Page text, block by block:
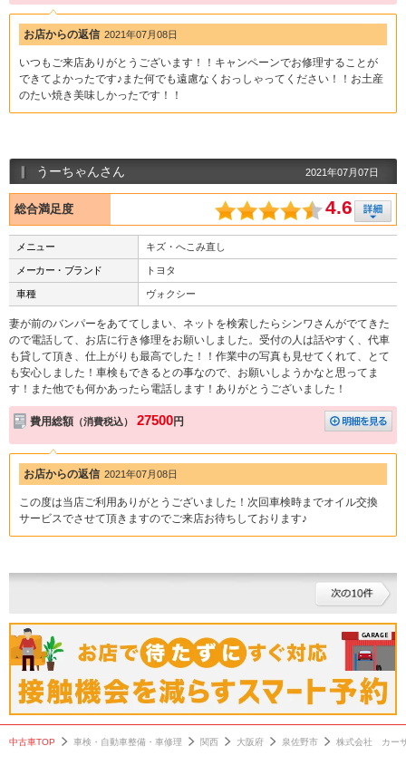
お店からの返信 2021年07月08日
いつもご来店ありがとうございます！！キャンペーンでお修理することが
できてよかったです♪また何でも遠慮なくおっしゃってください！！お土産
のたい焼き美味しかったです！！
うーちゃんさん 2021年07月07日
総合満足度 4.6
メニュー キズ・へこみ直し
メーカー・ブランド トヨタ
車種 ヴォクシー
妻が前のバンパーをあててしまい、ネットを検索したらシンワさんがでてきた
ので電話して、お店に行き修理をお願いしました。受付の人は話やすく、代車
も貸して頂き、仕上がりも最高でした！！作業中の写真も見せてくれて、とて
も安心しました！車検もできるとの事なので、お願いしようかなと思ってま
す！また他でも何かあったら電話します！ありがとうございました！
費用総額 （消費税込） 27500円
お店からの返信 2021年07月08日
この度は当店ご利用ありがとうございました！次回車検時までオイル交換
サービスでさせて頂きますのでご来店お待ちしております♪
中古車TOP 車検・自動車整備・車修理 関西 大阪府 泉佐野市 株式会社 カー